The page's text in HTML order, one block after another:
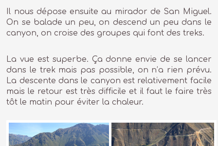
Il nous dépose ensuite au mirador de San Miguel.
On se balade un peu, on descend un peu dans le
canyon, on croise des groupes qui font des treks.
La vue est superbe. Ça donne envie de se lancer
dans le trek mais pas possible, on n’a rien prévu.
La descente dans le canyon est relativement facile
mais le retour est très difficile et il faut le faire très
tôt le matin pour éviter la chaleur.